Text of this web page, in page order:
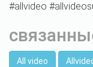
#allvideo
All video